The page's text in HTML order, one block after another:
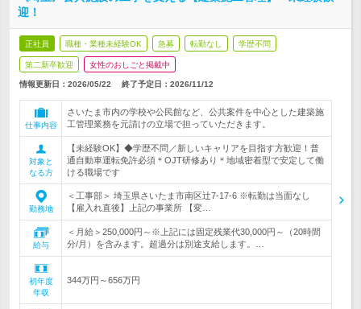
迎！
正社員 職種・業種未経験OK 急募 転勤なし 学歴不問
第二新卒歓迎 女性のおしごと掲載中
情報更新日：2026/05/22 終了予定日： 2026/11/12
仕事内容
さいたま市内の学校や公民館など、公共案件を中心とした建築施
工管理業務を元請けの立場で担っていただきます。
対象と
なる方
【未経験OK】◆学歴不問／新しいキャリアを目指す方歓迎！普
通自動車運転免許必須＊OJT研修あり＊地域密着型で安定して働
ける職場です
勤務地
＜工事部＞ 埼玉県さいたま市南区辻7-17-6 ※転勤は当面なし
【雇入れ直後】上記の事業所 【変…
給与
＜月給＞250,000円～※上記には固定残業代30,000円～（20時間
分/月）を含みます。超過分は別途支給します。…
初年度
年収
344万円～656万円